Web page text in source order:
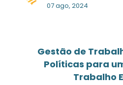
07 ago, 2024
Gestão de
Políticas para
Trabalho